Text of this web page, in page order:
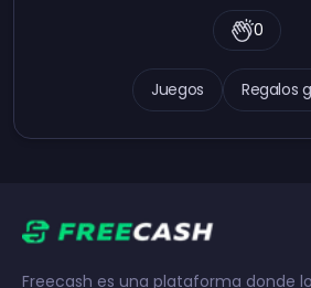
Juegos Regalos
0
Freecash es una plataforma donde